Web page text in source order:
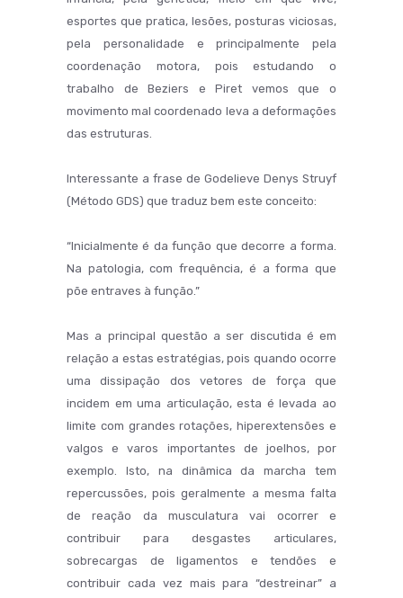
esportes que pratica, lesões, posturas viciosas,
pela personalidade e principalmente pela
coordenação motora, pois estudando o
trabalho de Beziers e Piret vemos que o
movimento mal coordenado leva a deformações
das estruturas.
Interessante a frase de Godelieve Denys Struyf
(Método GDS) que traduz bem este conceito:
“Inicialmente é da função que decorre a forma.
Na patologia, com frequência, é a forma que
põe entraves à função.”
Mas a principal questão a ser discutida é em
relação a estas estratégias, pois quando ocorre
uma dissipação dos vetores de força que
incidem em uma articulação, esta é levada ao
limite com grandes rotações, hiperextensões e
valgos e varos importantes de joelhos, por
exemplo. Isto, na dinâmica da marcha tem
repercussões, pois geralmente a mesma falta
de reação da musculatura vai ocorrer e
contribuir para desgastes articulares,
sobrecargas de ligamentos e tendões e
contribuir cada vez mais para “destreinar” a